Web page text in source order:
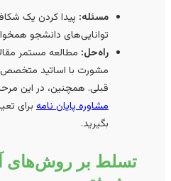
مسئله:پیدا کردن یک شکاف
توانایی‌های دانشجو همخوانی
راه‌حل:مطالعه مستمر مقالات
مشورت با اساتید متخصص و
قبلی. همچنین، در این مرحله
مشاوره پایان نامهبرای تعیین
بگیرید.
تسلط بر روش‌های